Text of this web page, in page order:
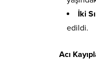
İki
edildi.
Acı